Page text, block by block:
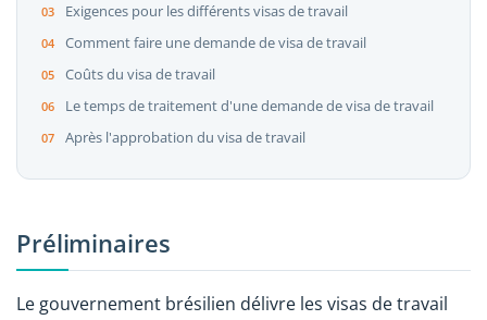
Exigences pour les différents visas de travail
Comment faire une demande de visa de travail
Coûts du visa de travail
Le temps de traitement d'une demande de visa de travail
Après l'approbation du visa de travail
Préliminaires
Le gouvernement brésilien délivre les visas de travail